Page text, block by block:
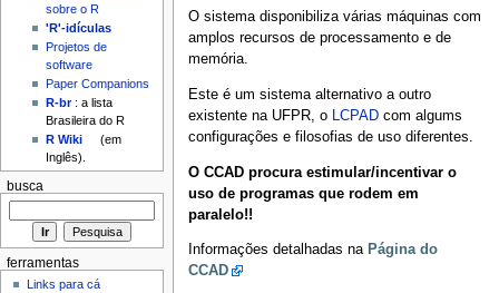
O sistema disponibiliza várias máquinas com
amplos recursos de processamento e de
memória.
Este é um sistema alternativo a outro
existente na UFPR, o LCPADcom algums
configurações e filosofias de uso diferentes.
O CCAD procura estimular/incentivar o
uso de programas que rodem em
paralelo!!
Informações detalhadas na Página do
CCAD
sobre o R
'R'-idículas
Projetos de
software
Paper Companions
R-br: a lista
Brasileira do R
R Wiki
(em
Inglês).
busca
ferramentas
Links para cá